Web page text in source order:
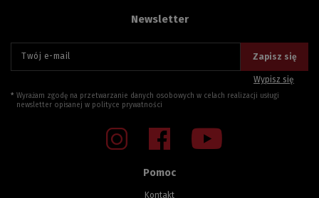
Pomoc
Kontakt
Newsletter
Twój e-mail Zapisz się
Wypisz się
Wyrażam zgodę na przetwarzanie danych osobowych w celach realizacji usługi
newsletter opisanej w polityce prywatności